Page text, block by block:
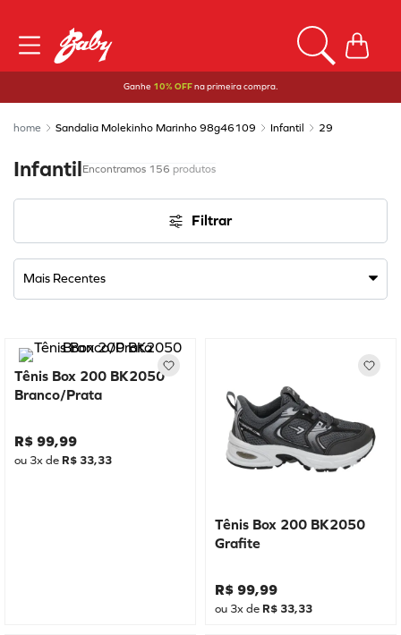
Ganhe 10% OFFna primeira compra.
Sandalia Molekinho Marinho 98g46109 Infantil 29
Infantil 156 produtos
Filtrar
Mais Recentes
Tênis Box 200 BK2050
Branco/Prata
R$ 99,99
ou 3x de R$ 33,33
Tênis Box 200 BK2050
Grafite
R$ 99,99
ou 3x de R$ 33,33